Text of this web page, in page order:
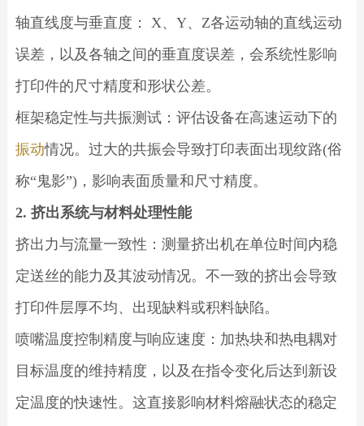
轴直线度与垂直度： X、Y、Z各运动轴的直线运动
误差，以及各轴之间的垂直度误差，会系统性影响
打印件的尺寸精度和形状公差。
框架稳定性与共振测试：评估设备在高速运动下的
振动情况。过大的共振会导致打印表面出现纹路(俗
称“鬼影”)，影响表面质量和尺寸精度。
2. 挤出系统与材料处理性能
挤出力与流量一致性：测量挤出机在单位时间内稳
定送丝的能力及其波动情况。不一致的挤出会导致
打印件层厚不均、出现缺料或积料缺陷。
喷嘴温度控制精度与响应速度：加热块和热电耦对
目标温度的维持精度，以及在指令变化后达到新设
定温度的快速性。这直接影响材料熔融状态的稳定